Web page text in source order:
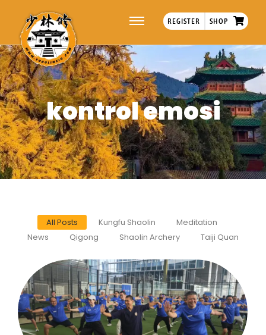
REGISTER SHOP
kontrol emosi
All Posts Kungfu Shaolin
Meditation
News
Qigong Shaolin Archery Taiji Quan